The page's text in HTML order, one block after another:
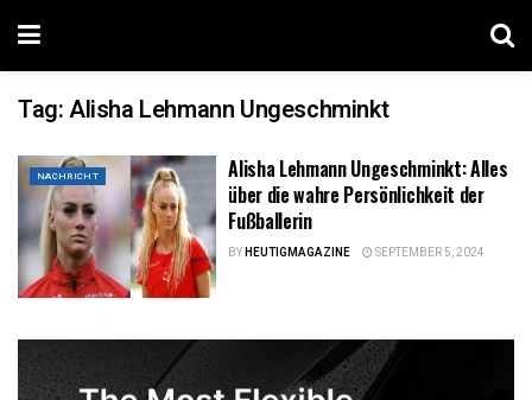
Tag:Alisha Lehmann Ungeschminkt
NACHRICHT
Alisha Lehmann Ungeschminkt: Alles
über die wahre Persönlichkeit der
Fußballerin
BYHEUTIGMAGAZINE SEPTEMBER 5, 2024